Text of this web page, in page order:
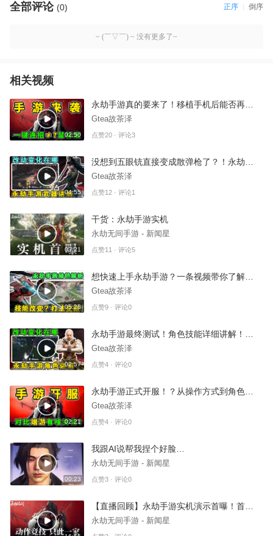
全部评论 (0) 正序 倒序
~ (￣▽￣) ~ 没有更多了~
相关视频
02:50
Gtea故茶泽
点赞20 · 评论3
04:55
Gtea故茶泽
点赞12 · 评论1
03:21
干货：永劫手游实机
永劫无间手游 - 新闻星
点赞11 · 评论5
05:28
Gtea故茶泽
点赞9 · 评论0
02:57
Gtea故茶泽
点赞4 · 评论0
02:21
Gtea故茶泽
点赞4 · 评论0
00:23
我跟AI说帮我捏个好脸…
永劫无间手游 - 新闻星
点赞3 · 评论0
永劫无间手游 - 新闻星